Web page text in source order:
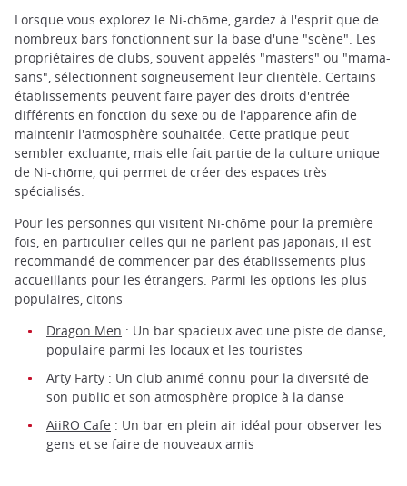
Lorsque vous explorez le Ni-chōme, gardez à l'esprit que de
nombreux bars fonctionnent sur la base d'une "scène". Les
propriétaires de clubs, souvent appelés "masters" ou "mama-
sans", sélectionnent soigneusement leur clientèle. Certains
établissements peuvent faire payer des droits d'entrée
différents en fonction du sexe ou de l'apparence afin de
maintenir l'atmosphère souhaitée. Cette pratique peut
sembler excluante, mais elle fait partie de la culture unique
de Ni-chōme, qui permet de créer des espaces très
spécialisés.
Pour les personnes qui visitent Ni-chōme pour la première
fois, en particulier celles qui ne parlent pas japonais, il est
recommandé de commencer par des établissements plus
accueillants pour les étrangers. Parmi les options les plus
populaires, citons
Dragon Men : Un bar spacieux avec une piste de danse,
populaire parmi les locaux et les touristes
Arty Farty : Un club animé connu pour la diversité de
son public et son atmosphère propice à la danse
AiiRO Cafe : Un bar en plein air idéal pour observer les
gens et se faire de nouveaux amis